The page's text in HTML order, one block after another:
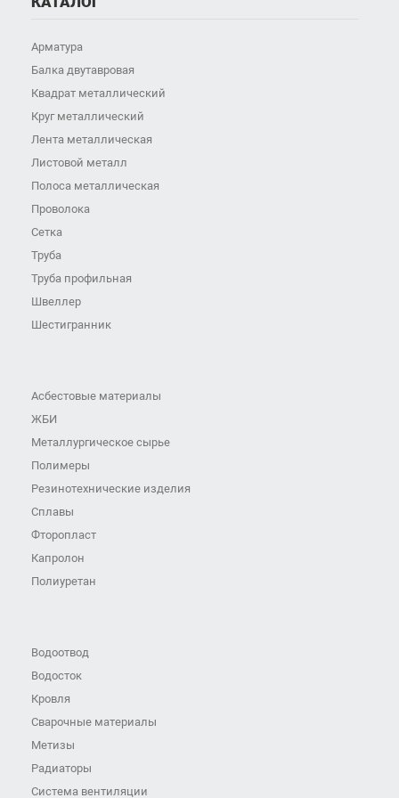
Арматура
Балка двутавровая
Квадрат металлический
Круг металлический
Лента металлическая
Листовой металл
Полоса металлическая
Проволока
Сетка
Труба
Труба профильная
Швеллер
Шестигранник
Асбестовые материалы
ЖБИ
Металлургическое сырье
Полимеры
Резинотехнические изделия
Сплавы
Фторопласт
Капролон
Полиуретан
Водоотвод
Водосток
Кровля
Сварочные материалы
Метизы
Радиаторы
Система вентиляции